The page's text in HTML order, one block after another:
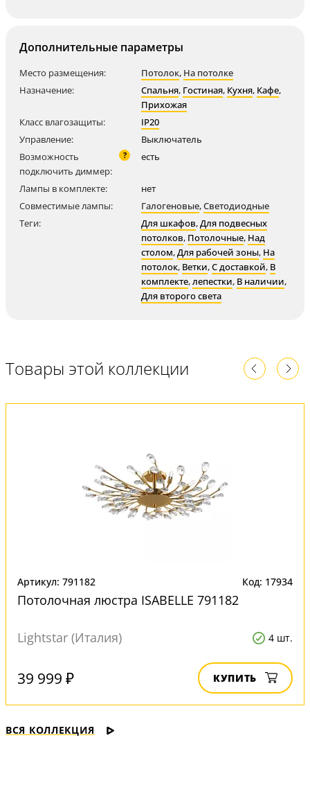
Дополнительные параметры
Место размещения: Потолок, На потолке
Назначение:
Спальня, Гостиная, Кухня, Кафе,
Прихожая
Класс влагозащиты:
IP20
Управление:
Выключатель
Возможность
подключить диммер:
? есть
Лампы в комплекте:
нет
Совместимые лампы:
Галогеновые,Светодиодные
Теги:
Для шкафов,Для подвесных
потолков, Потолочные, Над
столом,Для рабочей зоны, На
потолок, Ветки,С доставкой, В
комплекте,лепестки, В наличии,
Для второго света
Товары этой коллекции
Артикул: 791182 Код: 17934
Потолочная люстра ISABELLE 791182
Lightstar (Италия) 4 шт.
39 999 ₽ КУПИТЬ
ВСЯ КОЛЛЕКЦИЯ